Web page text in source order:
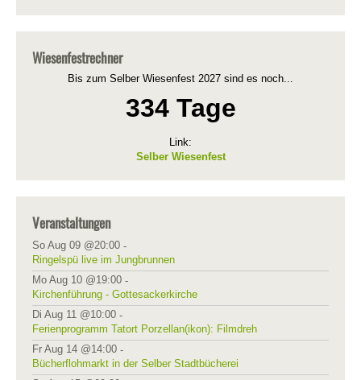
Wiesenfestrechner
Bis zum Selber Wiesenfest 2027 sind es noch...
334 Tage
Link:
Selber Wiesenfest
Veranstaltungen
So Aug 09 @20:00 -
Ringelspü live im Jungbrunnen
Mo Aug 10 @19:00 -
Kirchenführung - Gottesackerkirche
Di Aug 11 @10:00 -
Ferienprogramm Tatort Porzellan(ikon): Filmdreh
Fr Aug 14 @14:00 -
Bücherflohmarkt in der Selber Stadtbücherei